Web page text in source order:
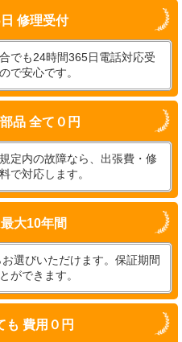
修理受付
でも24時間365日電話対応受
で安心です。
品 全て０円
定内の故障なら、出張費・修
で対応します。
大10年間
選びいただけます。保証期間
ができます。
も 費用０円